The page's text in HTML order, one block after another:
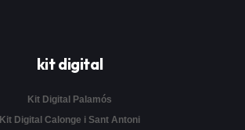
kit digital
Kit Digital Palamós
Kit Digital Calonge i Sant Antoni